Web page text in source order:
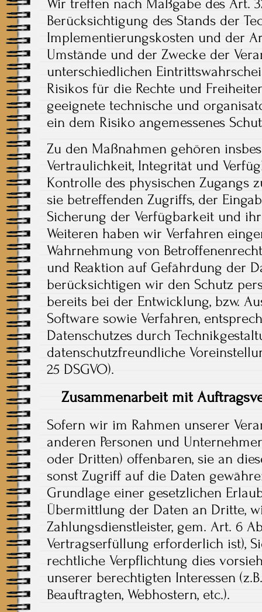
Wir treffen nach Maßgabe des Art.
Berücksichtigung des Stands der
Implementierungskosten und der
Umstände und der Zwecke der
unterschiedlichen
Risikos für die Rechte und
geeignete technische und
ein dem Risiko angemessenes
Zu den Maßnahmen gehören
Vertraulichkeit, Integrität und
Kontrolle des physischen Zugangs
sie betreffenden Zugriffs, der
Sicherung der Verfügbarkeit und
Weiteren haben wir Verfahren
Wahrnehmung von
und Reaktion auf Gefährdung der
berücksichtigen wir den Schutz
bereits bei der Entwicklung, bzw.
Software sowie Verfahren,
Datenschutzes durch
datenschutzfreundliche
25 DSGVO).
Zusammenarbeit mit
Sofern wir im Rahmen unserer
anderen Personen und
oder Dritten) offenbaren, sie an
sonst Zugriff auf die Daten
Grundlage einer gesetzlichen
Übermittlung der Daten an Dritte,
Zahlungsdienstleister, gem. Art. 6
Vertragserfüllung erforderlich ist),
rechtliche Verpflichtung dies
unserer berechtigten Interessen
Beauftragten, Webhostern, etc.).